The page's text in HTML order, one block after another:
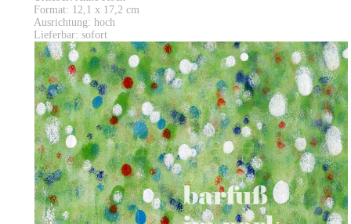
Format: 12,1 x 17,2 cm
Ausrichtung: hoch
Lieferbar: sofort